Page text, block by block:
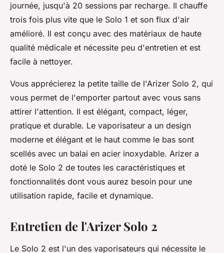
journée, jusqu'à 20 sessions par recharge. Il chauffe
trois fois plus vite que le Solo 1 et son flux d'air
amélioré. Il est conçu avec des matériaux de haute
qualité médicale et nécessite peu d'entretien et est
facile à nettoyer.
Vous apprécierez la petite taille de l'Arizer Solo 2, qui
vous permet de l'emporter partout avec vous sans
attirer l'attention. Il est élégant, compact, léger,
pratique et durable. Le vaporisateur a un design
moderne et élégant et le haut comme le bas sont
scellés avec un balai en acier inoxydable. Arizer a
doté le Solo 2 de toutes les caractéristiques et
fonctionnalités dont vous aurez besoin pour une
utilisation rapide, facile et dynamique.
Entretien de l'Arizer Solo 2
Le Solo 2 est l'un des vaporisateurs qui nécessite le